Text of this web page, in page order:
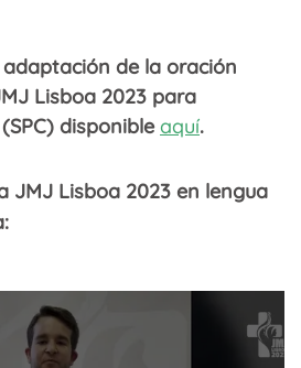
de la oración
Lisboa 2023 para
disponibleaquí.
JMJ Lisboa 2023 en lengua